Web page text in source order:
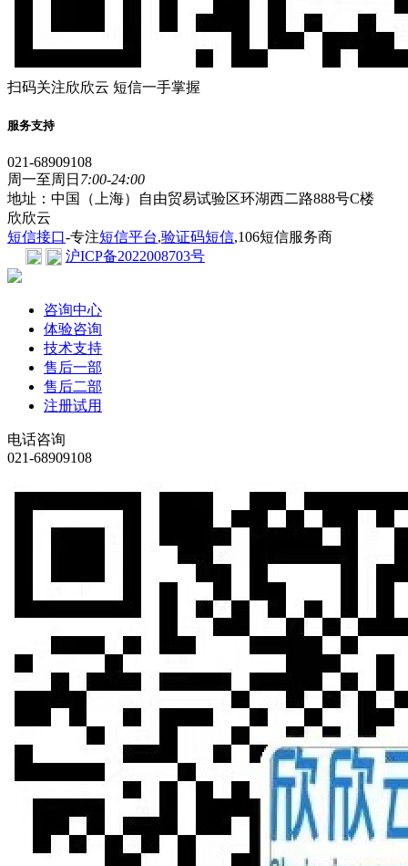
扫码关注欣欣云 短信一手掌握
服务支持
021-68909108
周一至周日 7:00-24:00
地址：中国（上海）自由贸易试验区环湖西二路888号C楼
欣欣云
短信接口-专注短信平台,验证码短信,106短信服务商
沪ICP备2022008703号
咨询中心
体验咨询
技术支持
售后一部
售后二部
注册试用
电话咨询
021-68909108